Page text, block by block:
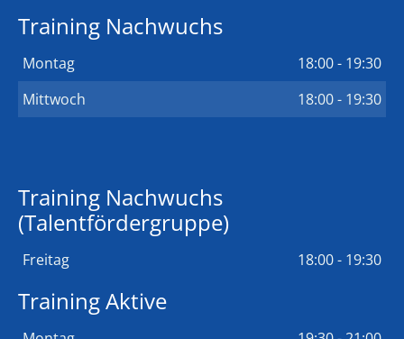
Training Nachwuchs
Montag
18:00 - 19:30
Mittwoch
18:00 - 19:30
Training Nachwuchs
(Talentfördergruppe)
Freitag 18:00 - 19:30
Training Aktive